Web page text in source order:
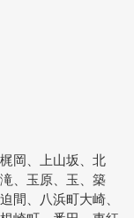
岡、上山坂、北
、玉原、玉、築
間、八浜町大崎、